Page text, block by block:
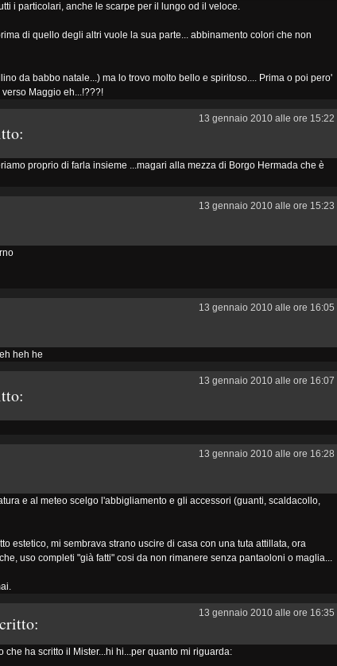
i particolari, anche le scarpe per il lungo od il veloce.
di quello degli altri vuole la sua parte... abbinamento colori che non
da babbo natale...) ma lo trovo molto bello e spiritoso.... Prima o poi pero'
Maggio eh...!???!
13 gennaio 2010 alle ore 15:22
proprio di farla insieme ...magari alla mezza di Borgo Hermada che è
13 gennaio 2010 alle ore 15:23
13 gennaio 2010 alle ore 16:05
heh he
13 gennaio 2010 alle ore 16:07
13 gennaio 2010 alle ore 16:28
e al meteo scelgo l'abbigliamento e gli accessori (guanti, scaldacollo,
estetico, mi sembrava strano uscire di casa con una tuta attillata, ora
uso completi "già fatti" cosi da non rimanere senza pantaoloni o maglia...
13 gennaio 2010 alle ore 16:35
ha scritto il Mister...hi hi...per quanto mi riguarda: